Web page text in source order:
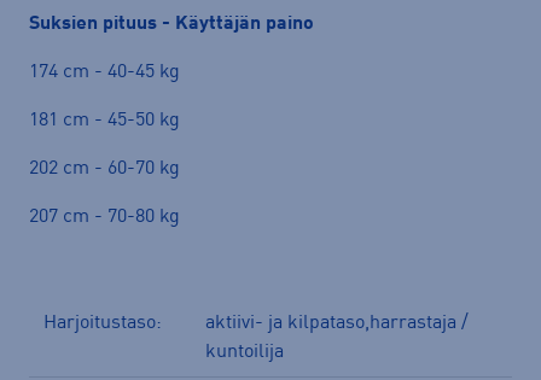
Suksien pituus - Käyttäjän paino
174 cm - 40-45 kg
181 cm - 45-50 kg
202 cm - 60-70 kg
207 cm - 70-80 kg
Harjoitustaso:
aktiivi- ja kilpataso,harrastaja /
kuntoilija